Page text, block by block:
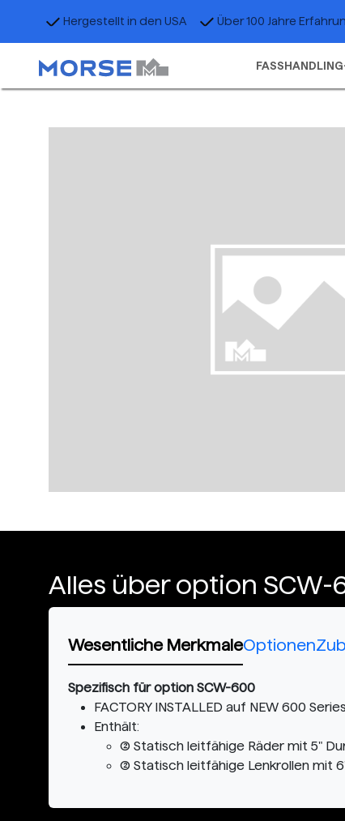
Hergestellt in den USA Über 100 Jahre
Alles über option SCW-
Wesentliche MerkmaleOptionen
Spezifisch für option SCW-600
FACTORY INSTALLED auf NEW 600
Enthält:
(2) Statisch leitfähige Räder mit 5"
(2) Statisch leitfähige Lenkrollen mit